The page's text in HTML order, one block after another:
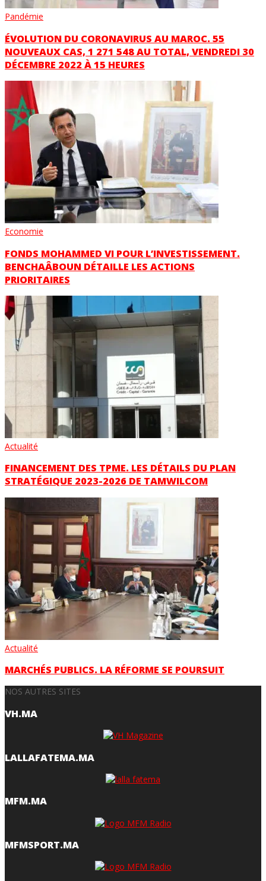
Pandémie
ÉVOLUTION DU CORONAVIRUS AU MAROC. 55
NOUVEAUX CAS, 1 271 548 AU TOTAL, VENDREDI 30
DÉCEMBRE 2022 À 15 HEURES
Economie
FONDS MOHAMMED VI POUR L’INVESTISSEMENT.
BENCHAÂBOUN DÉTAILLE LES ACTIONS
PRIORITAIRES
Actualité
FINANCEMENT DES TPME. LES DÉTAILS DU PLAN
STRATÉGIQUE 2023-2026 DE TAMWILCOM
Actualité
MARCHÉS PUBLICS. LA RÉFORME SE POURSUIT
NOS AUTRES SITES
VH.MA
LALLAFATEMA.MA
MFM.MA
MFMSPORT.MA